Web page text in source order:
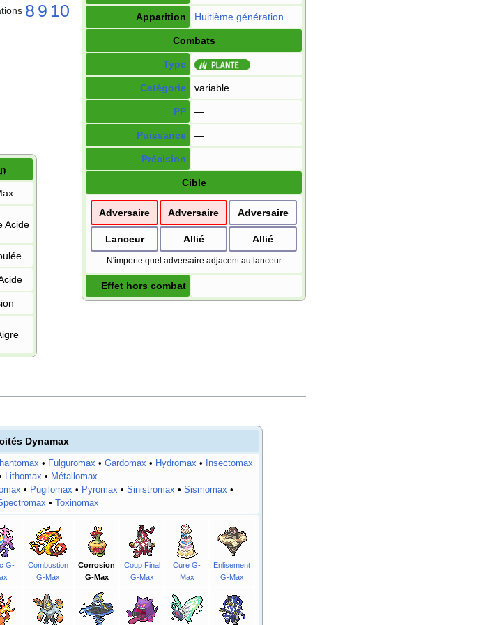
Apparition Huitième génération
Combats
Type
Catégorie variable
PP —
Puissance —
Précision —
Cible
Adversaire Adversaire Adversaire
Lanceur Allié Allié
N'importe quel adversaire adjacent au lanceur
Effet hors combat
8 9 10
Acide
Dynamax
• Fulguromax • Gardomax • Hydromax •
Insectomax
Lithomax • Métallomax
• Pugilomax • Pyromax • Sinistromax • Sismomax •
• Toxinomax
G-
Combustion
G-Max
Corrosion
G-Max
Coup Final
G-Max
Cure G-
Max
Enlisement
G-Max